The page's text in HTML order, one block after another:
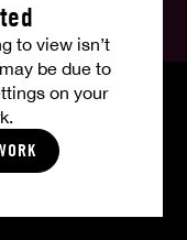
to view isn’t
be due to
on your